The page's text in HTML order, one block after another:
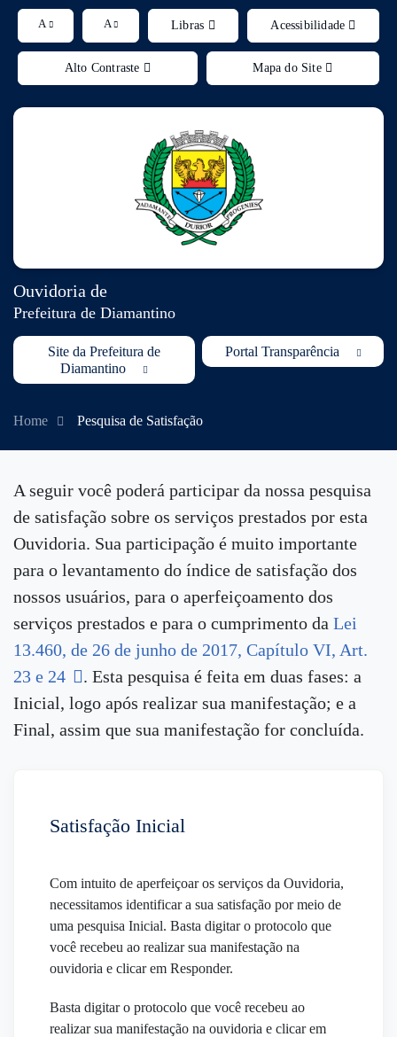
A A Libras Acessibilidade
Alto Contraste Mapa do Site
Ouvidoria de
Prefeitura de Diamantino
Site da Prefeitura de
Diamantino
Portal Transparência
Home Pesquisa de Satisfação
A seguir você poderá participar da nossa pesquisa
de satisfação sobre os serviços prestados por esta
Ouvidoria. Sua participação é muito importante
para o levantamento do índice de satisfação dos
nossos usuários, para o aperfeiçoamento dos
serviços prestados e para o cumprimento da Lei
13.460, de 26 de junho de 2017, Capítulo VI, Art.
23 e 24
. Esta pesquisa é feita em duas fases: a
Inicial, logo após realizar sua manifestação; e a
Final, assim que sua manifestação for concluída.
Satisfação Inicial
Com intuito de aperfeiçoar os serviços da Ouvidoria,
necessitamos identificar a sua satisfação por meio de
uma pesquisa Inicial. Basta digitar o protocolo que
você recebeu ao realizar sua manifestação na
ouvidoria e clicar em Responder.
Basta digitar o protocolo que você recebeu ao
realizar sua manifestação na ouvidoria e clicar em